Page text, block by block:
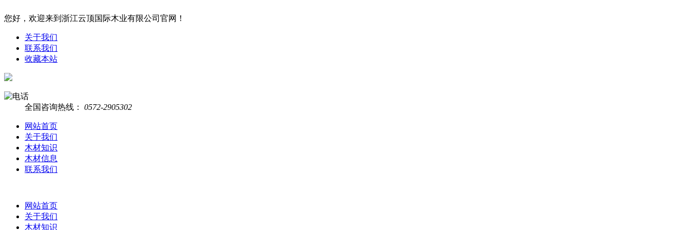
您好，欢迎来到浙江云顶国际木业有限公司官网！
关于我们
联系我们
收藏本站
全国咨询热线： 0572-2905302
网站首页
关于我们
木材知识
木材信息
联系我们
网站首页
关于我们
木材知识